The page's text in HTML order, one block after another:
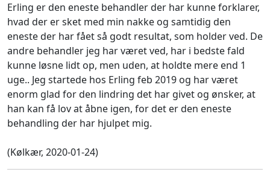
Erling er den eneste behandler der har kunne forklarer,
hvad der er sket med min nakke og samtidig den
eneste der har fået så godt resultat, som holder ved. De
andre behandler jeg har været ved, har i bedste fald
kunne løsne lidt op, men uden, at holdte mere end 1
uge.. Jeg startede hos Erling feb 2019 og har været
enorm glad for den lindring det har givet og ønsker, at
han kan få lov at åbne igen, for det er den eneste
behandling der har hjulpet mig.
(Kølkær, 2020-01-24)